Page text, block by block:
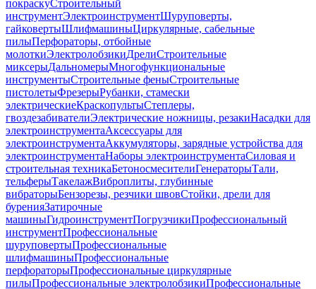
покраскуСтроительный
инструментЭлектроинструментШуруповерты,
гайковертыШлифмашиныЦиркулярные, сабельные
пилыПерфораторы, отбойные
молоткиЭлектролобзикиДрелиСтроительные
миксерыДальномерыМногофункциональные
инструментыСтроительные феныСтроительные
пистолетыФрезерыРубанки, стамески
электрическиеКраскопультыСтеплеры,
гвоздезабивателиЭлектрические ножницы, резакиНасадки для
электроинструментаАксессуары для
электроинструментаАккумуляторы, зарядные устройства для
электроинструментаНаборы электроинструментаСиловая и
строительная техникаБетоносмесителиГенераторыТали,
тельферыТакелажВиброплиты, глубинные
вибраторыБензорезы, резчики швовСтойки, дрели для
буренияЗатирочные
машиныГидроинструментПогрузчикиПрофессиональный
инструментПрофессиональные
шуруповертыПрофессиональные
шлифмашиныПрофессиональные
перфораторыПрофессиональные циркулярные
пилыПрофессиональные электролобзикиПрофессиональные